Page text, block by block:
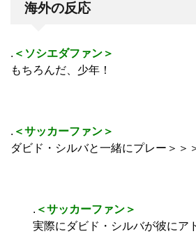
海外の反応
. ＜ソシエダファン＞
もちろんだ、少年！
. ＜サッカーファン＞
ダビド・シルバと一緒にプレー＞＞
. ＜サッカーファン＞
実際にダビド・シルバが彼にア